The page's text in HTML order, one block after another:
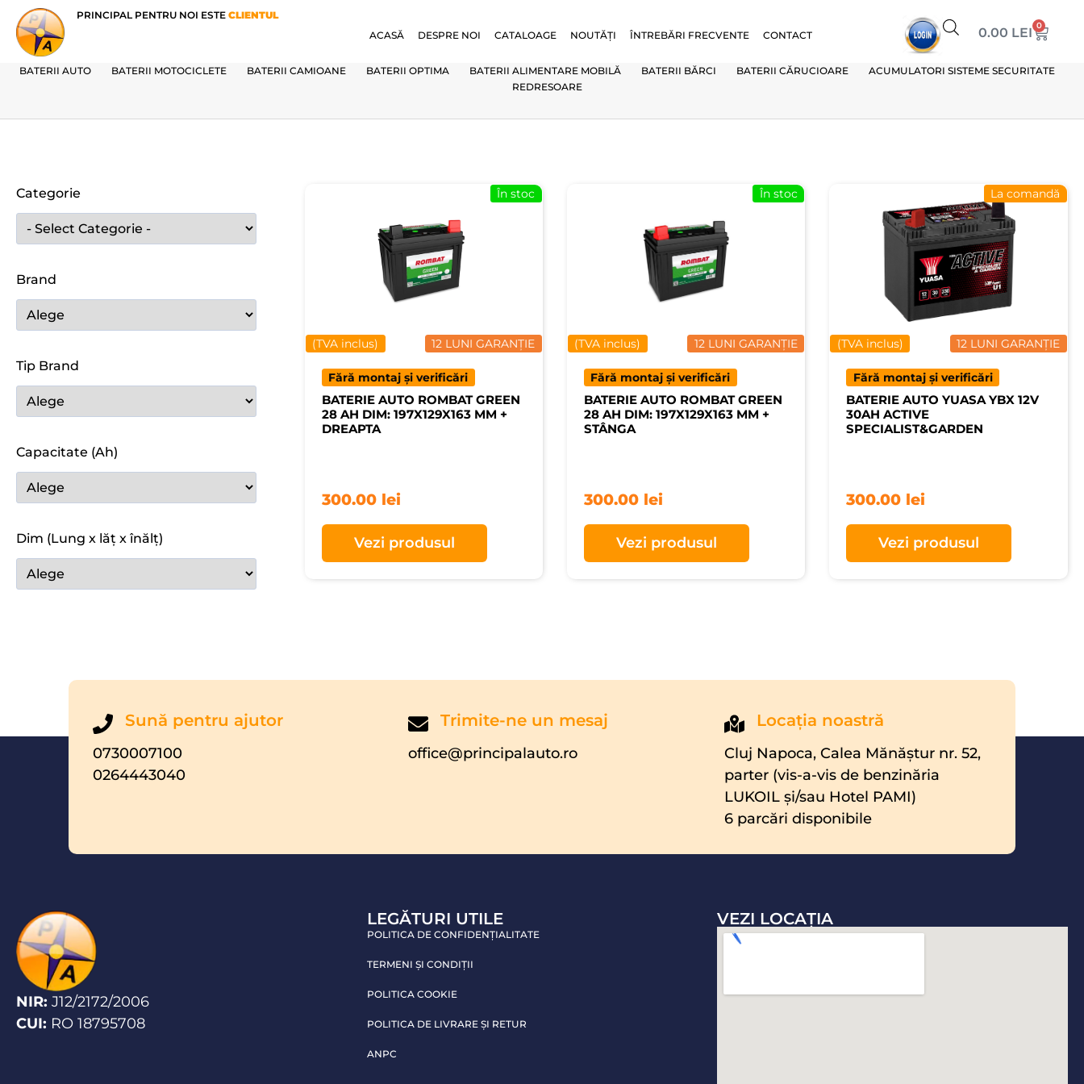
PRINCIPAL PENTRU NOI ESTE CLIENTUL
ACASĂ
DESPRE NOI CATALOAGE NOUTĂȚI ÎNTREBĂRI FRECVENTE CONTACT 0.00 LEI 0
BATERII AUTO BATERII MOTOCICLETE BATERII CAMIOANE BATERII OPTIMA BATERII ALIMENTARE MOBILĂ BATERII BĂRCI BATERII CĂRUCIOARE
ACUMULATORI SISTEME SECURITATE
REDRESOARE
Categorie
Brand
Tip Brand
Capacitate (Ah)
Dim (Lung x lăț x înălț)
12 LUNI GARANȚIE
(TVA inclus)
În stoc
Fără montaj și verificări
BATERIE AUTO ROMBAT GREEN
28 AH DIM: 197X129X163 MM +
DREAPTA
300.00 lei
Vezi produsul
12 LUNI GARANȚIE
(TVA inclus)
În stoc
Fără montaj și verificări
BATERIE AUTO ROMBAT GREEN
28 AH DIM: 197X129X163 MM +
STÂNGA
300.00 lei
Vezi produsul
12 LUNI GARANȚIE
La comandă
(TVA inclus)
Fără montaj și verificări
BATERIE AUTO YUASA YBX 12V
30AH ACTIVE
SPECIALIST&GARDEN
300.00 lei
Vezi produsul
Sună pentru ajutor
0730007100
0264443040
Trimite-ne un mesaj
office@principalauto.ro
Locaţia noastră
Cluj Napoca, Calea Mănăştur nr. 52,
parter (vis-a-vis de benzinăria
LUKOIL şi/sau Hotel PAMI)
6 parcări disponibile
NIR: J12/2172/2006
CUI: RO 18795708
LEGĂTURI UTILE
POLITICA DE CONFIDENŢIALITATE
TERMENI ŞI CONDIŢII
POLITICA COOKIE
POLITICA DE LIVRARE ŞI RETUR
ANPC
VEZI LOCAŢIA